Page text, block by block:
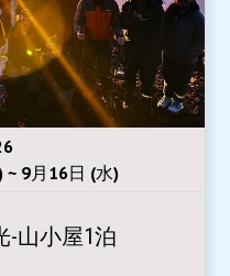
~ 9月16日 (水)
-山小屋1泊